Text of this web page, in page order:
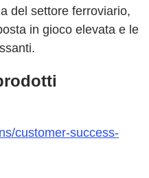
del settore ferroviario,
in gioco elevata e le
customer-success-